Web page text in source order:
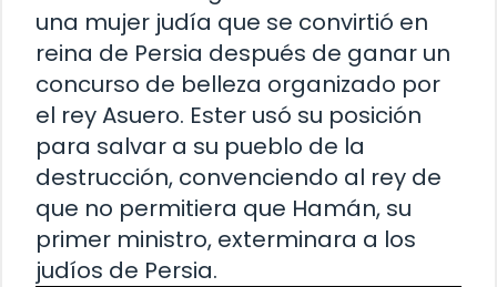
una mujer judía que se convirtió en
reina de Persia después de ganar un
concurso de belleza organizado por
el rey Asuero. Ester usó su posición
para salvar a su pueblo de la
destrucción, convenciendo al rey de
que no permitiera que Hamán, su
primer ministro, exterminara a los
judíos de Persia.